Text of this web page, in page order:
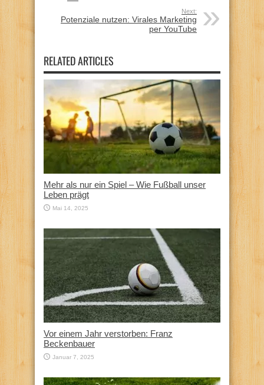
Next:
Potenziale nutzen: Virales Marketing
per YouTube
RELATED ARTICLES
Mehr als nur ein Spiel – Wie Fußball unser
Leben prägt
Mai 14, 2025
Vor einem Jahr verstorben: Franz
Beckenbauer
Januar 7, 2025